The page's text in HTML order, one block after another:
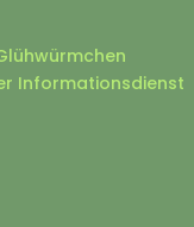
Informationsdienst